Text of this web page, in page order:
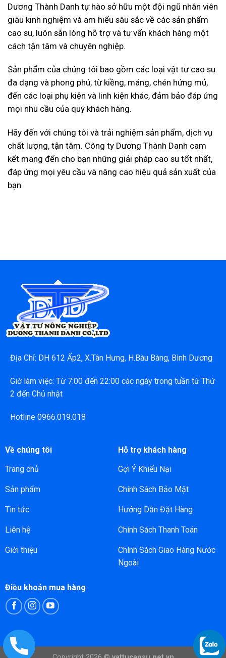
Dương Thành Danh tự hào sở hữu một đội ngũ nhân viên
giàu kinh nghiệm và am hiểu sâu sắc về các sản phẩm
cao su, luôn sẵn lòng hỗ trợ và tư vấn khách hàng một
cách tận tâm và chuyên nghiệp.
Sản phẩm của chúng tôi bao gồm các loại vật tư cao su
đa dạng và phong phú, từ kiềng, máng, chén hứng mủ,
đến các loại phụ kiện và linh kiện khác, đảm bảo đáp ứng
mọi nhu cầu của quý khách hàng.
Hãy đến với chúng tôi và trải nghiệm sản phẩm, dịch vụ
chất lượng, tận tâm. Công ty Dương Thành Danh cam
kết mang đến cho bạn những giải pháp cao su tốt nhất,
đáp ứng mọi yêu cầu và nâng cao hiệu quả sản xuất của
bạn.
Địa Chỉ: DH 612 Ấp2, X.Tân Hưng, H.Bàu Bàng, Bình Dương
Giờ làm việc: Từ 7:00 đến 22:00 các ngày trong tuần từ Thứ
2 đến Chủ nhật
Hotline 0966.019.018
Về chúng tôi
Trang chủ
Sản phẩm
Tin tức
Liên hệ
Giới thiệu
Hỗ trợ khách hàng
Gợi Ý Khiếu Nại
Chính Sách Bảo Mật
Hướng Dẫn Đặt Hàng
Chính Sách Thanh Toán
Chính Sách Giao Hàng Nước
Ngoài
Điều khoản mua hàng